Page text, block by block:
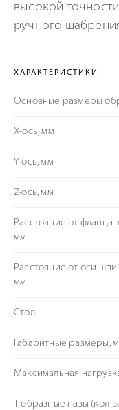
высокой
ручного
ХАРАКТЕРИСТИКИ
Основные размеры
X-ось, мм
Y-ось, мм
Z-ось, мм
Расстояние от фланца
мм
Расстояние от оси
мм
Стол
Габаритные размеры,
Максимальная
Т-образные пазы (кол-